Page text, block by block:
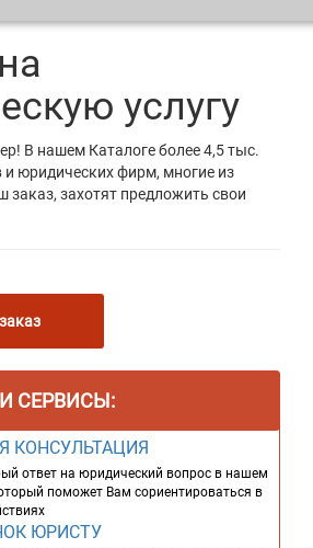
услугу
В нашем Каталоге более 4,5 тыс.
и юридических фирм, многие из
заказ, захотят предложить свои
СЕРВИСЫ:
КОНСУЛЬТАЦИЯ
ответ на юридический вопрос в нашем
поможет Вам сориентироваться в
ЮРИСТУ